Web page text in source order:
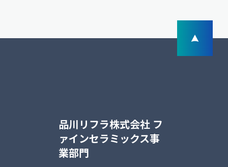
品川リフラ株式会社 フ
ァインセラミックス事
業部門